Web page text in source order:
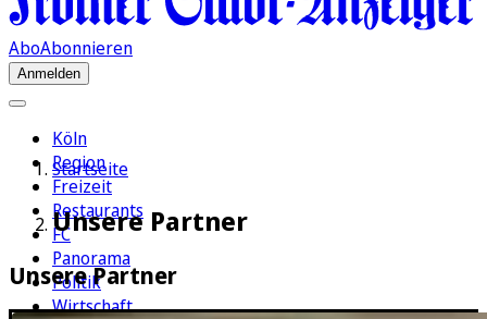
AboAbonnieren
Anmelden
Köln
Region
Freizeit
Restaurants
FC
Panorama
Politik
Wirtschaft
Startseite
Unsere Partner
Unsere Partner